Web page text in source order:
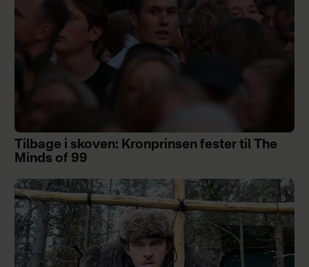
Tilbage i skoven: Kronprinsen fester til The
Minds of 99